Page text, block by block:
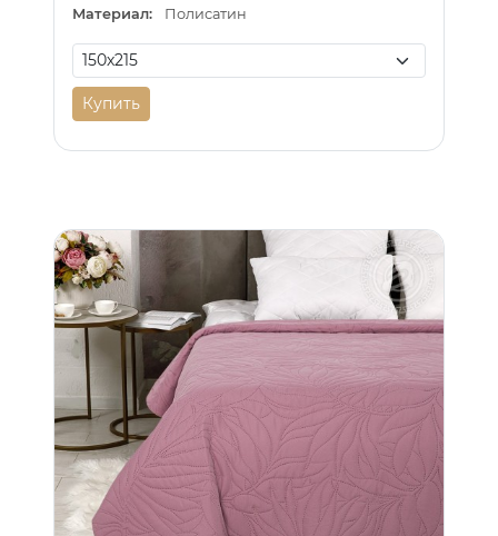
Материал:
Полисатин
Купить